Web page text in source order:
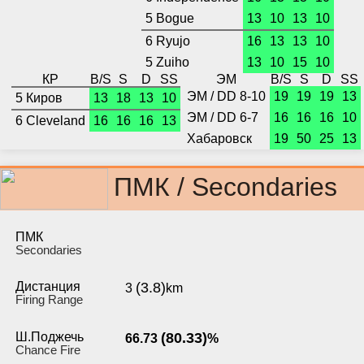
5 Bogue
13 10 13
10
6 Ryujo
16 13 13
10
5 Zuiho
13 10 15
10
КР
B/S S D
SS
5 Киров
13 18 13
10
6 Cleveland
16 16 16 13
ЭМ B/S S D
SS
ЭМ / DD 8-10
19 19 19
13
ЭМ / DD 6-7
16 16 16
10
Хабаровск
19 50 25 13
ПМК / Secondaries
ПМК
Secondaries
Дистанция
Firing Range
3 (3.8)km
Ш.Поджечь
Chance Fire
66.73 (80.33)%